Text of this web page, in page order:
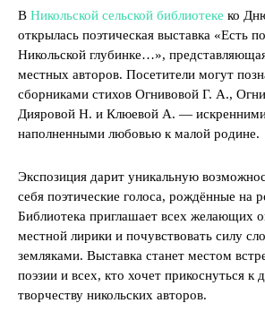
В Никольской сельской библиотеке ко
открылась поэтическая выставка «Есть
Никольской глубинке…»,
местных авторов. Посетители могут
сборниками стихов Огнивовой Г. А.,
Дияровой Н. и Клюевой А. —
наполненными любовью к малой родине.
Экспозиция дарит уникальную
себя поэтические голоса, рождённые на
Библиотека приглашает всех желающих
местной лирики и почувствовать силу
земляками. Выставка станет местом
поэзии и всех, кто хочет прикоснуться к
творчеству никольских авторов.